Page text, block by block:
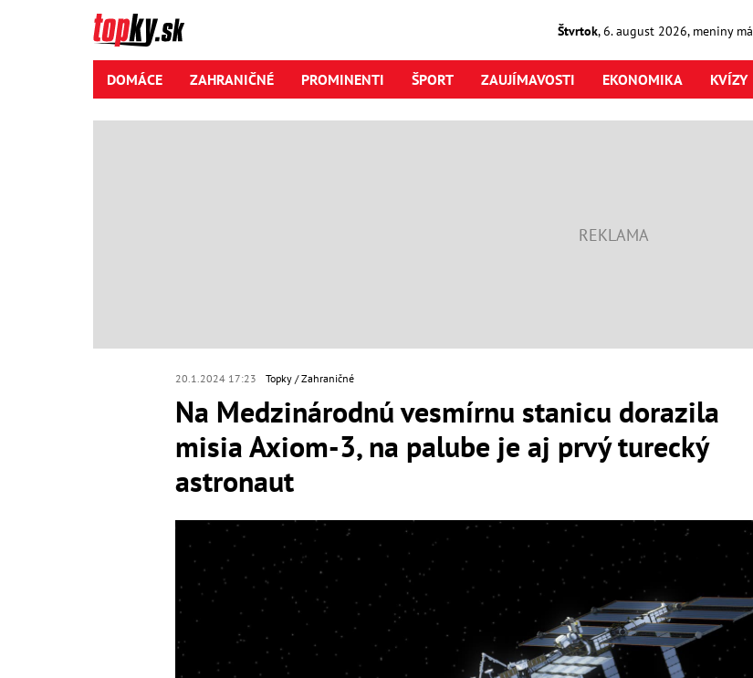
Štvrtok,6. august2026, meniny má
DOMÁCE ZAHRANIČNÉ PROMINENTI ŠPORT ZAUJÍMAVOSTI EKONOMIKA KVÍZY
20.1.2024 17:23 Topky Zahraničné
Na Medzinárodnú vesmírnu stanicu dorazila
misia Axiom-3, na palube je aj prvý turecký
astronaut